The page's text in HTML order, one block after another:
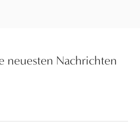
neuesten Nachrichten